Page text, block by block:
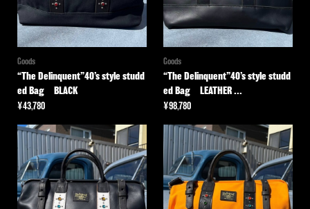
Goods
“The Delinquent”40’s style studd
ed Bag BLACK
¥43,780
Goods
“The Delinquent”40’s style studd
ed Bag LEATHER ...
¥98,780